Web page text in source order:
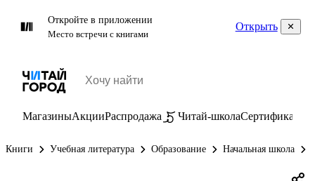
Откройте в приложении
Место встречи с книгами
Открыть
МагазиныАкцииРаспродажа Читай-школаСертификаты
Книги Учебная литература Образование Начальная школа